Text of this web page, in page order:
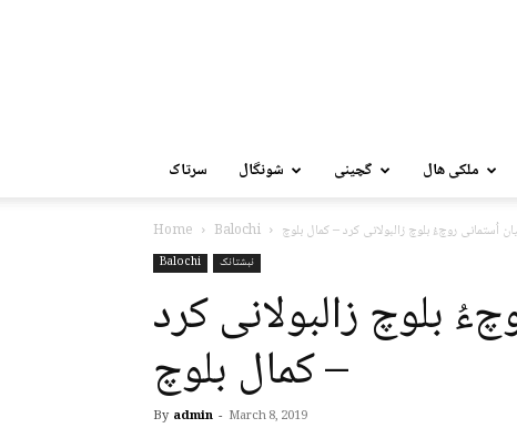
سرتاک شونگال گچینی ملکی ھال
Home Balochi اُستمانی روچءُ بلوچ زالبولانی کرد – کمال بلوچ
Balochi نبشتانک
بلوچ زالبولانی کرد
– کمال بلوچ
By admin - March 8, 2019